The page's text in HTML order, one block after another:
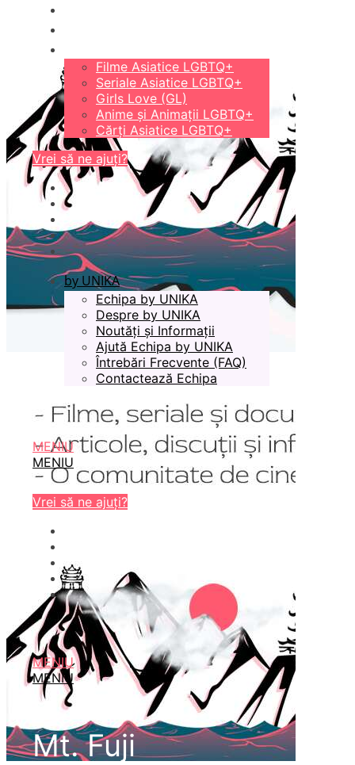
Filme Asiatice LGBTQ+
Seriale Asiatice LGBTQ+
Girls Love (GL)
Anime și Animații LGBTQ+
Cărți Asiatice LGBTQ+
Vrei să ne ajuți?
by UNIKA
Echipa by UNIKA
Despre by UNIKA
Noutăți și Informații
Ajută Echipa by UNIKA
Întrebări Frecvente (FAQ)
Contactează Echipa
MENIU
MENIU
Vrei să ne ajuți?
MENIU
MENIU
Mt. Fuji